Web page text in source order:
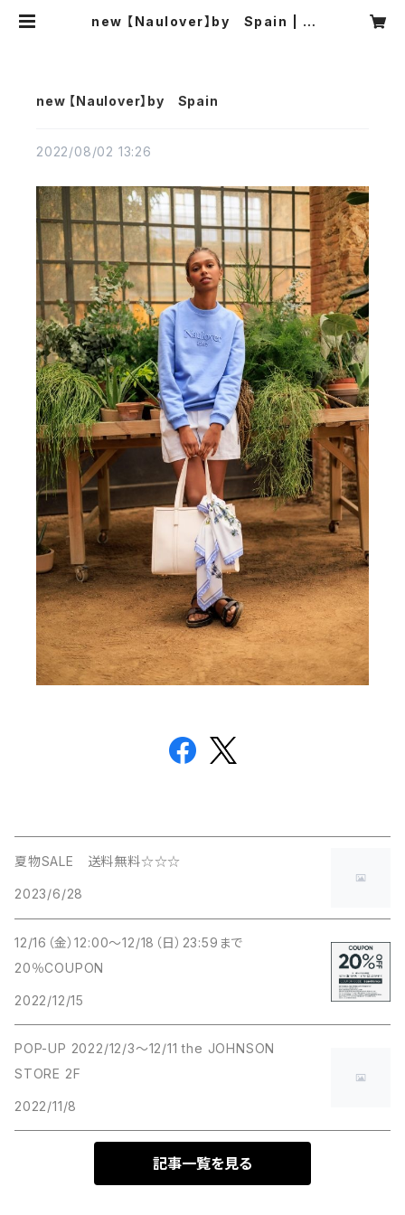
new 【Naulover】by Spain | C
new 【Naulover】by Spain
2022/08/02 13:26
夏物SALE 送料無料☆☆☆
2023/6/28
12/16（金）12:00～12/18（日）23:59まで
20％COUPON
2022/12/15
POP-UP 2022/12/3～12/11 the JOHNSON
STORE 2F
2022/11/8
記事一覧を見る